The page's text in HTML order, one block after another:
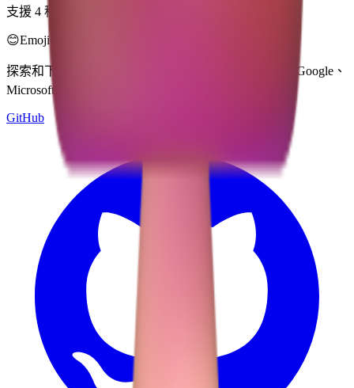
支援 4 種風格
😊Emoji Directory
探索和下載來自多個設計系統的表情符號 — Apple、Google、
Microsoft 等，全部集中在一個地方。
GitHub